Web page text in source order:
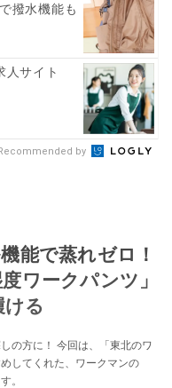
撥水機能も
人サイト
by
能で蒸れゼロ！
ワークパンツ」
る
の方に！ 今回は、「東北のワ
してくれた、ワークマンの
。